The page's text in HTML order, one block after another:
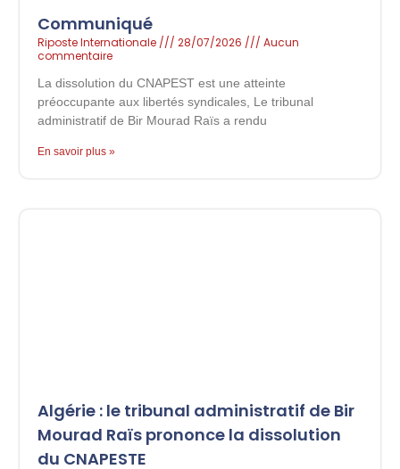
Communiqué
Riposte Internationale 28/07/2026
Aucun
commentaire
La dissolution du CNAPEST est une atteinte
préoccupante aux libertés syndicales, Le tribunal
administratif de Bir Mourad Raïs a rendu
En savoir plus »
Algérie : le tribunal administratif de Bir
Mourad Raïs prononce la dissolution
du CNAPESTE